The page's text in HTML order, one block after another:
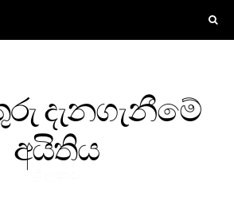
දැනගැනීමේ
අයිතිය